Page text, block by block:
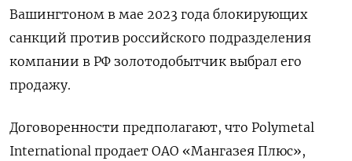
Вашингтоном в мае 2023 года блокирующих
санкций против российского подразделения
компании в РФ золотодобытчик выбрал его
продажу.
Договоренности предполагают, что Polymetal
International продает ОАО «Мангазея Плюс»,